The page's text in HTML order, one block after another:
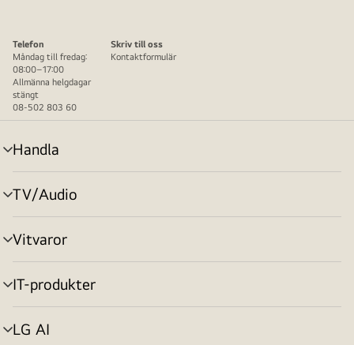
Telefon
Måndag till fredag:
08:00–17:00
Allmänna helgdagar
stängt
08-502 803 60
Skriv till oss
Kontaktformulär
Handla
menyväxling
TV/Audio
menyväxling
Vitvaror
menyväxling
IT-produkter
menyväxling
LG AI
menyväxling